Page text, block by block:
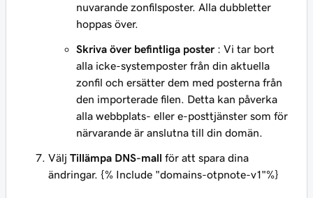
nuvarande zonfilsposter. Alla dubbletter
hoppas över.
Skriva över befintliga poster : Vi tar bort
alla icke-systemposter från din aktuella
zonfil och ersätter dem med posterna från
den importerade filen. Detta kan påverka
alla webbplats- eller e-posttjänster som för
närvarande är anslutna till din domän.
Välj Tillämpa DNS-mall för att spara dina
ändringar. {% Include "domains-otpnote-v1"%}